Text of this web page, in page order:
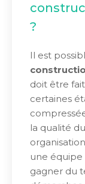
?
Il est
doit être
certaines
la qualité
une
gagner du